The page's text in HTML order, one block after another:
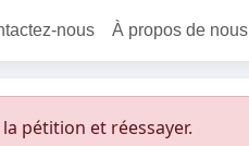
nous À propos de nous
pétition et réessayer.